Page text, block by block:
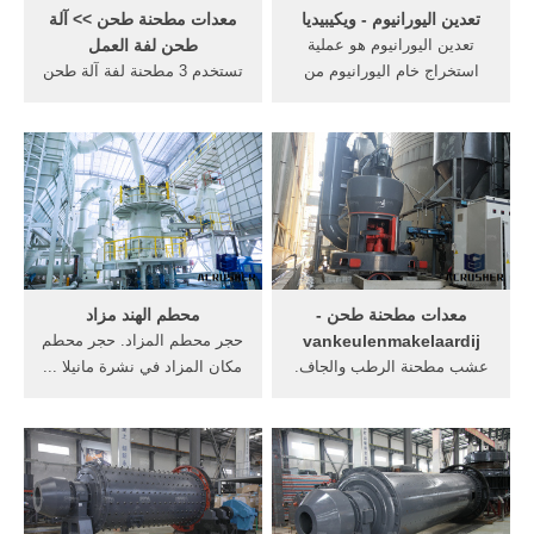
معدات مطحنة طحن >> آلة
طحن لفة العمل
تستخدم 3 مطحنة لفة آلة طحن
دد لل ت حمي ل ع ل ى ا كث
ر م ن س يف را التسميات,
الحصول على السعر . ‫الداخلية
أسطواني آلة طحن‬‎ -
YouTube. Jun 29, 2016
الداخلية .
تعدين اليورانيوم - ويكيبيديا
تعدين اليورانيوم هو عملية
استخراج خام اليورانيوم من
60,496 طن.تعد كازاخستان
وكندا وأستراليا أكبر ثلاثة
منتجين ويمثلون 70٪ من الإنتاج
العالمي لليورانيوم.
محطم الهند مزاد
حجر محطم المزاد. حجر محطم
مكان المزاد في نشرة مانيلا ...
make pretty garden til May
9, 2016 BUDHPURA, India,
May 9 (Thomson Reuters
Foundation) - Amid the
معدات مطحنة طحن -
vankeulenmakelaardij
عشب مطحنة الرطب والجاف.
مطحنة آلة طحن الطحن>خلط
#;التحبيب>التجفيف>التفريغ>الجاف
التحبيب>شفط فراغ>خلط,
أفقية مطاحن الكرة نوع